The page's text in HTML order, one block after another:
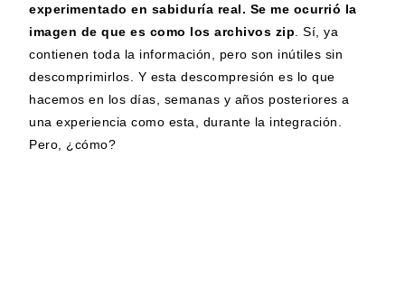
experimentado en sabiduría real. Se me ocurrió la
imagen de que es como los archivos zip . Sí, ya
contienen toda la información, pero son inútiles sin
descomprimirlos. Y esta descompresión es lo que
hacemos en los días, semanas y años posteriores a
una experiencia como esta, durante la integración.
Pero, ¿cómo?